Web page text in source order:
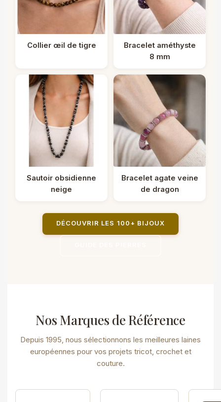
Collier œil de tigre
Bracelet améthyste
8 mm
Sautoir obsidienne
neige
Bracelet agate veine
de dragon
DÉCOUVRIR LES 100+ BIJOUX
Nos Marques de Référence
Depuis 1995, nous sélectionnons les meilleures laines
européennes pour vos projets tricot, crochet et
couture.